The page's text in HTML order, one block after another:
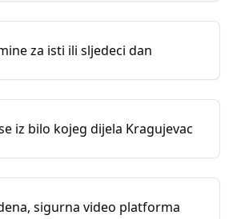
za isti ili sljedeci dan
iz bilo kojeg dijela Kragujevac
sigurna video platforma